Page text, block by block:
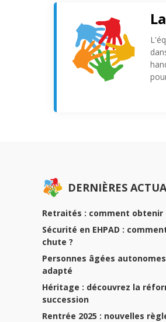
DERNIÈRES
Retraités : comment
Sécurité en EHPAD :
chute ?
Personnes âgées
adapté
Héritage : découvrez la
succession
Rentrée 2025 : nouvelles